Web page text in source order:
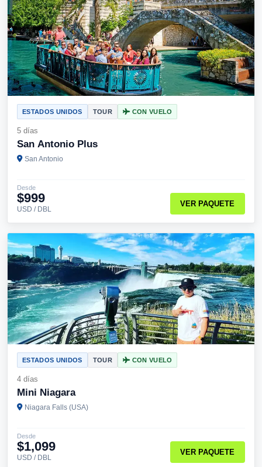
ESTADOS UNIDOS TOUR CON VUELO
5 días
San Antonio Plus
San Antonio
Desde
$999
USD / DBL
VER PAQUETE
ESTADOS UNIDOS TOUR CON VUELO
4 días
Mini Niagara
Niagara Falls (USA)
Desde
$1,099
USD / DBL
VER PAQUETE